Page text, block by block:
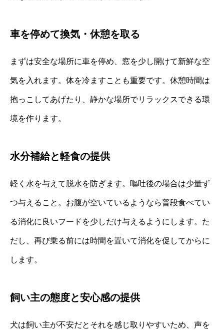
車を停めて換気・休憩を取る
まずは安全な場所に車を停め、窓を少し開けて新鮮な空
気を入れます。体を冷ますことも重要です。休憩時間は
抱っこしてあげたり、静かな場所でリラックスできる環
境を作ります。
水分補給と軽食の提供
軽く水を与えて脱水を防ぎます。嘔吐後の場合は少量ず
つ与えること。お腹が空いているようなら普段食べてい
る消化に良いフードを少しだけ与えるようにします。た
だし、再び乗る前には時間を置いて消化を促してからに
します。
飼い主の態度と安心感の提供
犬は飼い主が不安だとそれを感じ取りやすいため、声を